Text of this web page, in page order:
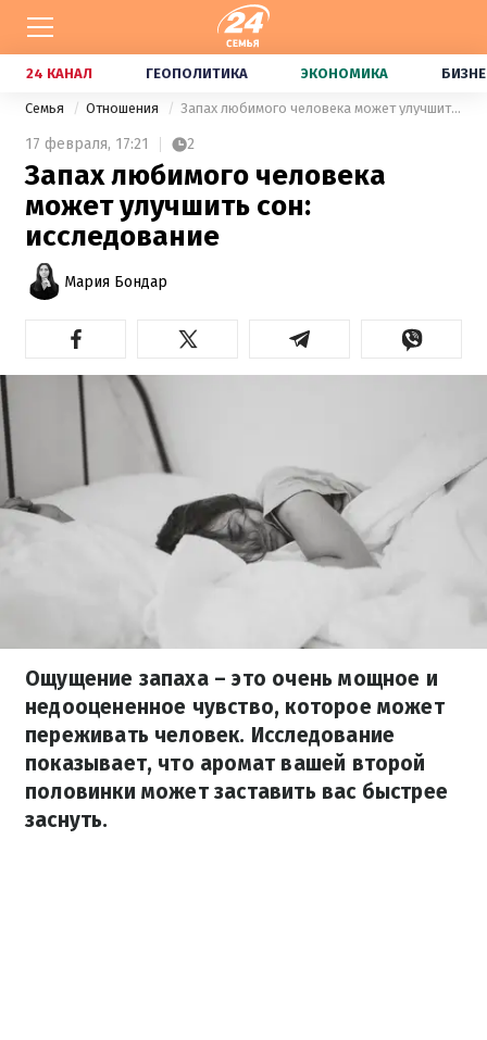
24 КАНАЛ ГЕОПОЛИТИКА ЭКОНОМИКА
Семья Отношения Запах любимого человека может улучшить сон: исследование
17 февраля, 17:21 2
Запах любимого человека
может улучшить сон:
исследование
Мария Бондар
Ощущение запаха – это очень мощное и
недооцененное чувство, которое может
переживать человек. Исследование
показывает, что аромат вашей второй
половинки может заставить вас быстрее
заснуть.